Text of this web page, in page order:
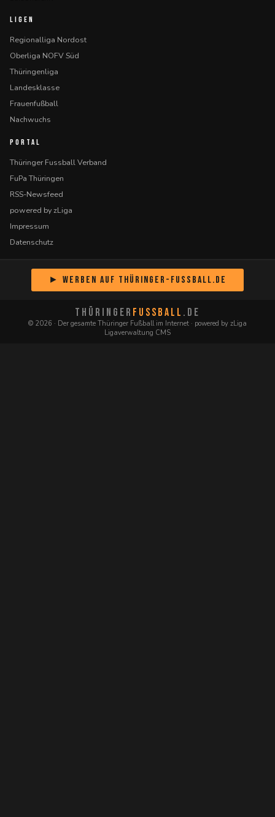
LIGEN
Regionalliga Nordost
Oberliga NOFV Süd
Thüringenliga
Landesklasse
Frauenfußball
Nachwuchs
PORTAL
Thüringer Fussball Verband
FuPa Thüringen
RSS-Newsfeed
powered by zLiga
Impressum
Datenschutz
► Werben auf Thüringer-Fussball.de
THÜRINGER FUSSBALL .DE
© 2026 · Der gesamte Thüringer Fußball im Internet · powered by zLiga
Ligaverwaltung CMS